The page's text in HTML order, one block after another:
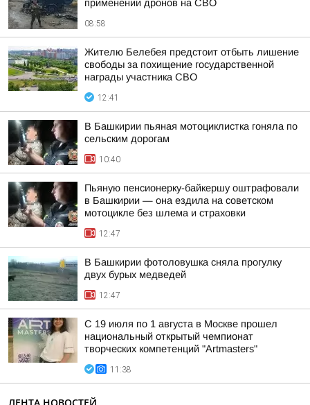
применении дронов на СВО
08:58
Жителю Белебея предстоит отбыть лишение
свободы за похищение государственной
награды участника СВО
12:41
В Башкирии пьяная мотоциклистка гоняла по
сельским дорогам
10:40
Пьяную пенсионерку-байкершу оштрафовали
в Башкирии — она ездила на советском
мотоцикле без шлема и страховки
12:47
В Башкирии фотоловушка сняла прогулку
двух бурых медведей
12:47
С 19 июля по 1 августа в Москве прошел
национальный открытый чемпионат
творческих компетенций "Artmasters"
11:38